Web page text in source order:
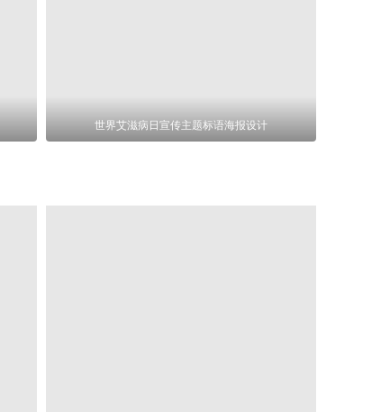
世界艾滋病日宣传主题标语海报设计